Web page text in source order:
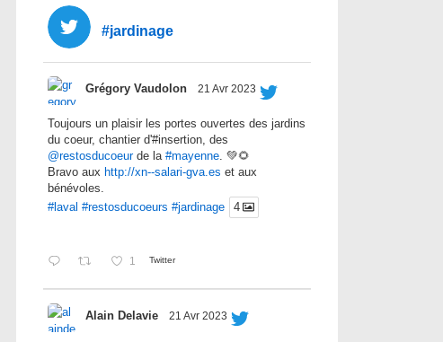
#jardinage
Grégory Vaudolon 21 Avr 2023
Toujours un plaisir les portes ouvertes des jardins
du coeur, chantier d'#insertion, des
@restosducoeurde la#mayenne. 💚🌻
Bravo aux http://xn--salari-gva.es et aux
bénévoles.
#laval #restosducoeurs #jardinage 4
1 Twitter
Alain Delavie 21 Avr 2023